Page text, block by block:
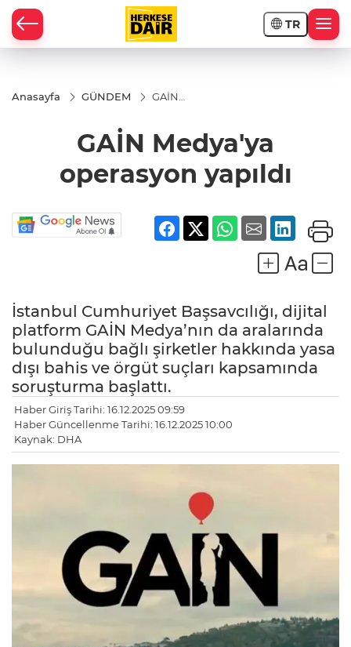
TR
Anasayfa GÜNDEM
GAİN
yapıldı
GAİN Medya'ya
operasyon yapıldı
İstanbul Cumhuriyet Başsavcılığı, dijital
platform GAİN Medya’nın da aralarında
bulunduğu bağlı şirketler hakkında yasa
dışı bahis ve örgüt suçları kapsamında
soruşturma başlattı.
Haber Giriş Tarihi: 16.12.2025 09:59
Haber Güncellenme Tarihi: 16.12.2025 10:00
Kaynak: DHA